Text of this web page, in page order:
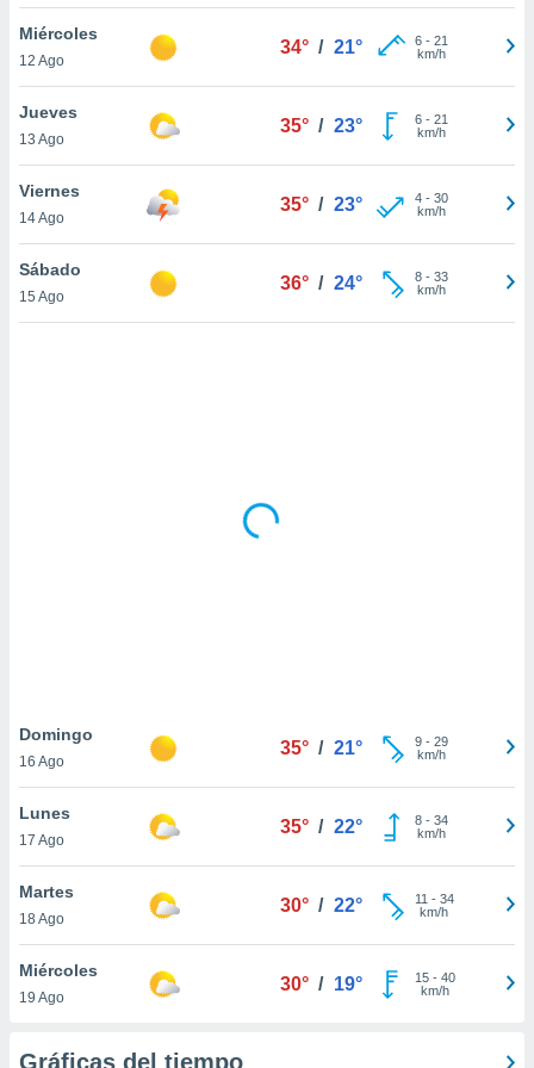
sitio
En
sean
el sitio
ni para
o
similares
como
sitio
de
traten tus
en
interés
su
Miércoles
12 Ago
34° / 21° 6- 21
km/h
Jueves
13 Ago
35° / 23° 6- 21
km/h
Viernes
14 Ago
35° / 23° 4- 30
km/h
Sábado
15 Ago
36° / 24° 8- 33
km/h
Domingo
16 Ago
35° / 21° 9- 29
km/h
Lunes
17 Ago
35° / 22° 8- 34
km/h
Martes
18 Ago
30° / 22° 11 - 34
km/h
Miércoles
19 Ago
30° / 19° 15- 40
km/h
Gráficas del tiempo